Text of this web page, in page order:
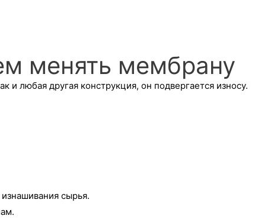
менять мембрану
любая другая конструкция, он подвергается износу.
сырья.